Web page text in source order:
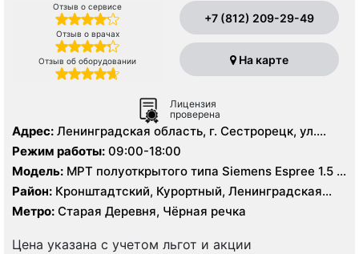
Отзыв о сервисе
Отзыв о врачах
Отзыв об оборудовании
+7 (812) 209-29-49
На карте
Лицензия
проверена
Адрес: Ленинградская область, г. Сестрорецк, ул.
Борисова д. 9
Режим работы: 09:00-18:00
Модель: МРТ полуоткрытого типа Siemens Espree 1.5 T,
МРТ Siemens Avanto 1.5 Т, КТ GE Revolution EVO 128
срезов, КТ Siemens Somatom Emotion 16 срезов
Район: Кронштадтский, Курортный, Ленинградская
область
Метро: Старая Деревня, Чёрная речка
Цена указана с учетом льгот и акции